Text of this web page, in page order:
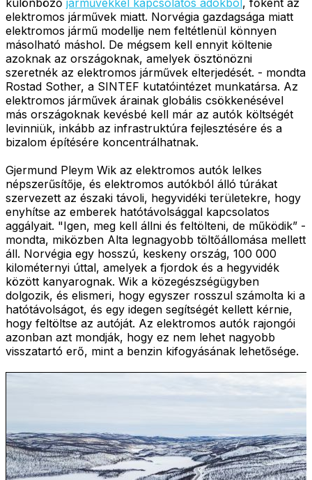
elektromos járművek miatt. Norvégia gazdagsága miatt
elektromos jármű modellje nem feltétlenül könnyen
másolható máshol. De mégsem kell ennyit költenie
azoknak az országoknak, amelyek ösztönözni
szeretnék az elektromos járművek elterjedését. - mondta
Rostad Sother, a SINTEF kutatóintézet munkatársa. Az
elektromos járművek árainak globális csökkenésével
más országoknak kevésbé kell már az autók költségét
levinniük, inkább az infrastruktúra fejlesztésére és a
bizalom építésére koncentrálhatnak.
Gjermund Pleym Wik az elektromos autók lelkes
népszerűsítője, és elektromos autókból álló túrákat
szervezett az északi távoli, hegyvidéki területekre, hogy
enyhítse az emberek hatótávolsággal kapcsolatos
aggályait. "Igen, meg kell állni és feltölteni, de működik” -
mondta, miközben Alta legnagyobb töltőállomása mellett
áll. Norvégia egy hosszú, keskeny ország, 100 000
kilométernyi úttal, amelyek a fjordok és a hegyvidék
között kanyarognak. Wik a közegészségügyben
dolgozik, és elismeri, hogy egyszer rosszul számolta ki a
hatótávolságot, és egy idegen segítségét kellett kérnie,
hogy feltöltse az autóját. Az elektromos autók rajongói
azonban azt mondják, hogy ez nem lehet nagyobb
visszatartó erő, mint a benzin kifogyásának lehetősége.